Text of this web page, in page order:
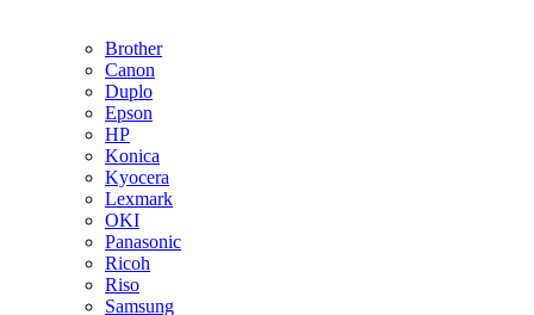
Brother
Canon
Duplo
Epson
HP
Konica
Kyocera
Lexmark
OKI
Panasonic
Ricoh
Riso
Samsung